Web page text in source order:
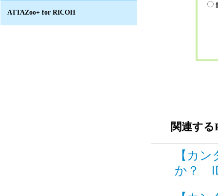
ATTAZoo+ for RICOH
関連する
【カ
か？